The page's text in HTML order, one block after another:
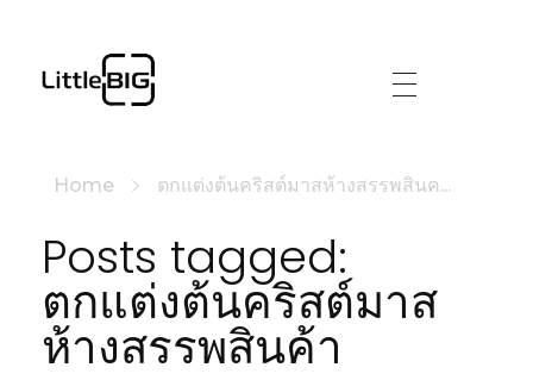
Home ตกแต่งต้นคริสต์มาสห้างสรรพสินค...
Posts tagged:
ตกแต่งต้นคริสต์มาส
ห้างสรรพสินค้า